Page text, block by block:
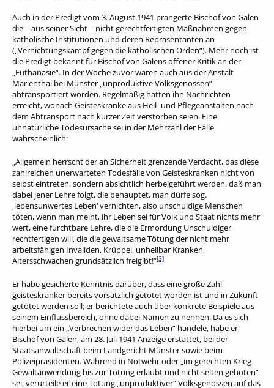
Auch in der Predigt vom 3. August 1941 prangerte Bischof von Galen
die – aus seiner Sicht – nicht gerechtfertigten Maßnahmen gegen
katholische Institutionen und deren Repräsentanten an
(„Vernichtungskampf gegen die katholischen Orden“). Mehr noch ist
die Predigt bekannt für Bischof von Galens offener Kritik an der
„Euthanasie“. In der Woche zuvor waren auch aus der Anstalt
Marienthal bei Münster „unproduktive Volksgenossen“
abtransportiert worden. Regelmäßig hätten ihn Nachrichten
erreicht, wonach Geisteskranke aus Heil- und Pflegeanstalten nach
dem Abtransport nach kurzer Zeit verstorben seien. Eine
unnatürliche Todesursache sei in der Mehrzahl der Fälle
wahrscheinlich:
„Allgemein herrscht der an Sicherheit grenzende Verdacht, das diese
zahlreichen unerwarteten Todesfälle von Geisteskranken nicht von
selbst eintreten, sondern absichtlich herbeigeführt werden, daß man
dabei jener Lehre folgt, die behauptet, man dürfe sog.
‚lebensunwertes Leben‘ vernichten, also unschuldige Menschen
töten, wenn man meint, ihr Leben sei für Volk und Staat nichts mehr
wert, eine furchtbare Lehre, die die Ermordung Unschuldiger
rechtfertigen will, die die gewaltsame Tötung der nicht mehr
arbeitsfähigen Invaliden, Krüppel, unheilbar Kranken,
Altersschwachen grundsätzlich freigibt!“[3]
Er habe gesicherte Kenntnis darüber, dass eine große Zahl
geisteskranker bereits vorsätzlich getötet worden ist und in Zukunft
getötet werden soll; er berichtete auch über konkrete Beispiele aus
seinem Einflussbereich, ohne dabei Namen zu nennen. Da es sich
hierbei um ein „Verbrechen wider das Leben“ handele, habe er,
Bischof von Galen, am 28. Juli 1941 Anzeige erstattet, bei der
Staatsanwaltschaft beim Landgericht Münster sowie beim
Polizeipräsidenten. Während in Notwehr oder „im gerechten Krieg
Gewaltanwendung bis zur Tötung erlaubt und nicht selten geboten“
sei, verurteile er eine Tötung „unproduktiver“ Volksgenossen auf das